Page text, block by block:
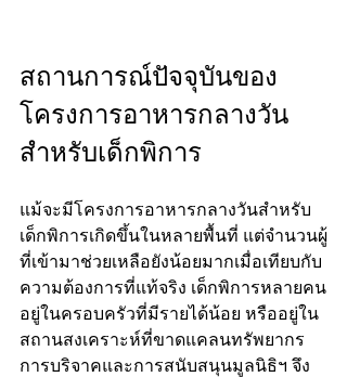
สถานการณ์ปัจจุบันของ
โครงการอาหารกลางวัน
สำหรับเด็กพิการ
แม้จะมีโครงการอาหารกลางวันสำหรับ
เด็กพิการเกิดขึ้นในหลายพื้นที่ แต่จำนวนผู้
ที่เข้ามาช่วยเหลือยังน้อยมากเมื่อเทียบกับ
ความต้องการที่แท้จริง เด็กพิการหลายคน
อยู่ในครอบครัวที่มีรายได้น้อย หรืออยู่ใน
สถานสงเคราะห์ที่ขาดแคลนทรัพยากร
การบริจาคและการสนับสนุนมูลนิธิฯ จึง